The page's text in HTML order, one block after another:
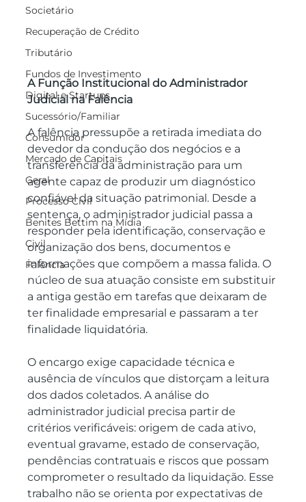
Societário
Recuperação de Crédito
Tributário
Fundos de Investimento
Digital e Startups
Sucessório/Familiar
Consumidor
Mercado de Capitais
Geral
Processo Civil
Benites Bettim na Mídia
Civil
Falência
A Função Institucional do Administrador
Judicial na Falência
A falência pressupõe a retirada imediata do
devedor da condução dos negócios e a
transferência da administração para um
agente capaz de produzir um diagnóstico
confiável da situação patrimonial. Desde a
sentença, o administrador judicial passa a
responder pela identificação, conservação e
organização dos bens, documentos e
informações que compõem a massa falida. O
núcleo de sua atuação consiste em substituir
a antiga gestão em tarefas que deixaram de
ter finalidade empresarial e passaram a ter
finalidade liquidatória.
O encargo exige capacidade técnica e
ausência de vínculos que distorçam a leitura
dos dados coletados. A análise do
administrador judicial precisa partir de
critérios verificáveis: origem de cada ativo,
eventual gravame, estado de conservação,
pendências contratuais e riscos que possam
comprometer o resultado da liquidação. Esse
trabalho não se orienta por expectativas de